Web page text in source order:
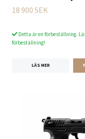
18 900 SEK
Detta är en förbeställning.
förbeställning!
LÄS MER